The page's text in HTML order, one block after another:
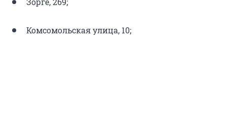
Комсомольская улица, 10;